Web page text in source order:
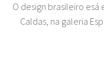
O design brasileiro
Caldas, na galeria